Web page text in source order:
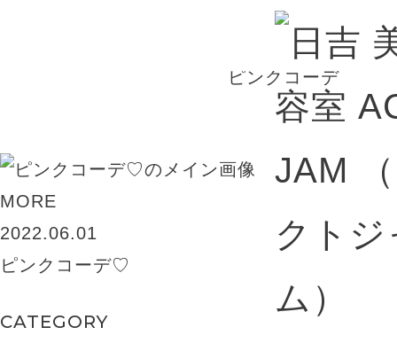
BLOG
ピンクコーデ
MORE
2022.06.01
ピンクコーデ♡
CATEGORY